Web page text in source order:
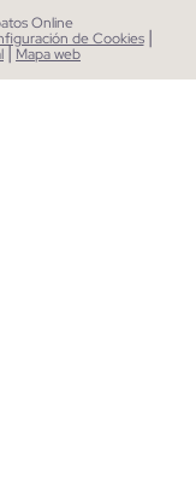
Online
de Cookies |
| Mapa web